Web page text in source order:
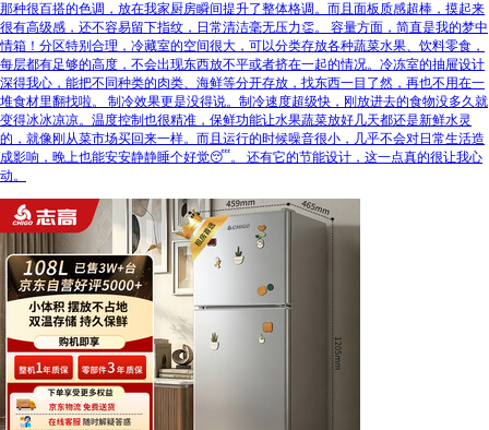
那种很百搭的色调，放在我家厨房瞬间提升了整体格调。而且面板质感超棒，摸起来
很有高级感，还不容易留下指纹，日常清洁毫无压力👏。 容量方面，简直是我的梦中
情箱！分区特别合理，冷藏室的空间很大，可以分类存放各种蔬菜水果、饮料零食，
每层都有足够的高度，不会出现东西放不平或者挤在一起的情况。冷冻室的抽屉设计
深得我心，能把不同种类的肉类、海鲜等分开存放，找东西一目了然，再也不用在一
堆食材里翻找啦。 制冷效果更是没得说。制冷速度超级快，刚放进去的食物没多久就
变得冰冰凉凉。温度控制也很精准，保鲜功能让水果蔬菜放好几天都还是新鲜水灵
的，就像刚从菜市场买回来一样。而且运行的时候噪音很小，几乎不会对日常生活造
成影响，晚上也能安安静静睡个好觉😴。 还有它的节能设计，这一点真的很让我心
动。